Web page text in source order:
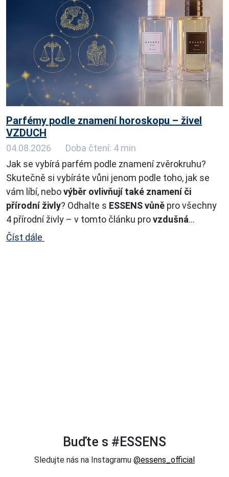
Parfémy podle znamení horoskopu – živel
VZDUCH
04.08.2026
Doba čtení: 4 min
Jak se vybírá parfém podle znamení zvěrokruhu?
Skutečně si vybíráte vůni jenom podle toho, jak se
vám líbí, nebovýběr ovlivňují také znamení či
přírodní živly? Odhalte s ESSENS vůně pro všechny
4 přírodní živly – v tomto článku provzdušná
znamení.
Číst dále
Buďte s #ESSENS
Sledujte nás na Instagramu @essens_official